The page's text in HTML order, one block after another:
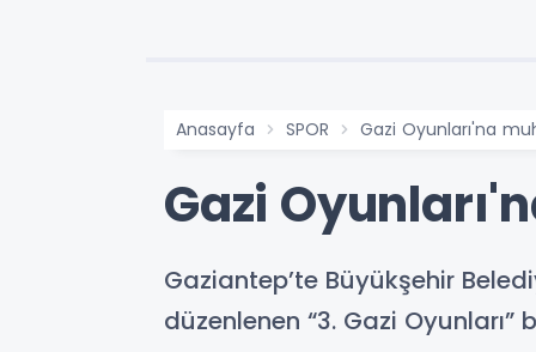
Anasayfa SPOR Gazi Oyunları'na
Gazi
Gaziantep’te Büyükşehir
düzenlenen “3. Gazi Oyunları”